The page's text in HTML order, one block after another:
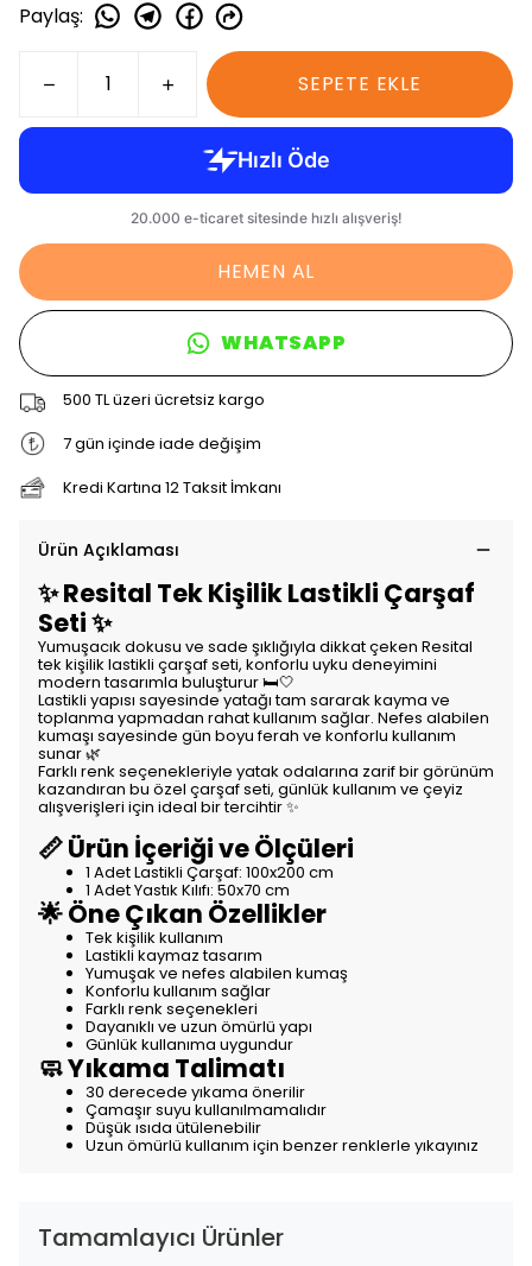
Paylaş:
SEPETE EKLE
HEMEN AL
WHATSAPP
500 TL üzeri ücretsiz kargo
7 gün içinde iade değişim
Kredi Kartına 12 Taksit İmkanı
Ürün Açıklaması
✨ Resital Tek Kişilik Lastikli Çarşaf
Seti ✨
Yumuşacık dokusu ve sade şıklığıyla dikkat çeken Resital
tek kişilik lastikli çarşaf seti, konforlu uyku deneyimini
modern tasarımla buluşturur 🛏️🤍
Lastikli yapısı sayesinde yatağı tam sararak kayma ve
toplanma yapmadan rahat kullanım sağlar. Nefes alabilen
kumaşı sayesinde gün boyu ferah ve konforlu kullanım
sunar 🌿
Farklı renk seçenekleriyle yatak odalarına zarif bir görünüm
kazandıran bu özel çarşaf seti, günlük kullanım ve çeyiz
alışverişleri için ideal bir tercihtir ✨
📏 Ürün İçeriği ve Ölçüleri
1 Adet Lastikli Çarşaf: 100x200 cm
1 Adet Yastık Kılıfı: 50x70 cm
🌟 Öne Çıkan Özellikler
Tek kişilik kullanım
Lastikli kaymaz tasarım
Yumuşak ve nefes alabilen kumaş
Konforlu kullanım sağlar
Farklı renk seçenekleri
Dayanıklı ve uzun ömürlü yapı
Günlük kullanıma uygundur
🧼 Yıkama Talimatı
30 derecede yıkama önerilir
Çamaşır suyu kullanılmamalıdır
Düşük ısıda ütülenebilir
Uzun ömürlü kullanım için benzer renklerle yıkayınız
Tamamlayıcı Ürünler